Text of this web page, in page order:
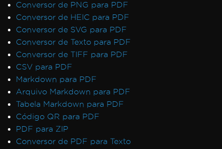
Conversor de PNG para PDF
Conversor de HEIC para PDF
Conversor de SVG para PDF
Conversor de Texto para PDF
Conversor de TIFF para PDF
CSV para PDF
Markdown para PDF
Arquivo Markdown para PDF
Tabela Markdown para PDF
Código QR para PDF
PDF para ZIP
Conversor de PDF para Texto